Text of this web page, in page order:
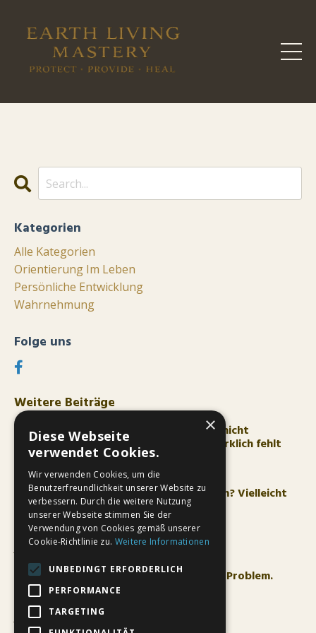
Kategorien
Alle Kategorien
Orientierung Im Leben
Persönliche Entwicklung
Wahrnehmung
Folge uns
Weitere Beiträge
Warum Persönlichkeitsentwicklung oft nicht
funktioniert – und was deinem Leben wirklich fehlt
Du findest keine Lösung für dein Problem? Vielleicht
suchst du am falschen Ort
Orientierung Im Leben Persönliche Entwicklung
Jul 28, 2026
Du denkst zu viel. Aber das ist nicht das Problem.
Orientierung Im Leben Persönliche Entwicklung
Jul 21, 2026
×
Diese Webseite
verwendet Cookies.
Wir verwenden Cookies, um die
Benutzerfreundlichkeit unserer Website zu
verbessern. Durch die weitere Nutzung
unserer Webseite stimmen Sie der
Verwendung von Cookies gemäß unserer
Cookie-Richtlinie zu. Weitere Informationen
UNBEDINGT ERFORDERLICH
PERFORMANCE
TARGETING